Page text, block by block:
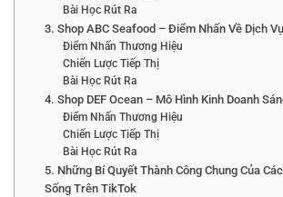
Bài Học Rút Ra
3. Shop ABC Seafood – Điểm Nhấn Về Dịch
Điểm Nhấn Thương Hiệu
Chiến Lược Tiếp Thị
Bài Học Rút Ra
4. Shop DEF Ocean – Mô Hình Kinh Doanh
Điểm Nhấn Thương Hiệu
Chiến Lược Tiếp Thị
Bài Học Rút Ra
5. Những Bí Quyết Thành Công Chung Của
Sống Trên TikTok